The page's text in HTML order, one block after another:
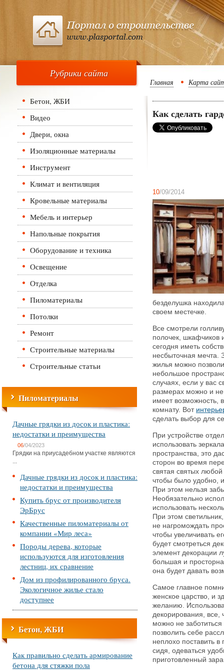
Рубрики сайта
Бетон, ЖБИ
Видео
Двери, окна
Изоляционные материалы
Инструмент
Климат и вентиляция
Кровельные материалы
Мебель и интерьер
Напольные покрытия
Оборудование и техника
Освещение
Отделка
Пиломатериалы
Потолки
Ремонт
Строительные материалы
Строительные статьи
Пиломатериалы
Дачные грядки из досок и пластика:
недостатки и преимущества
06/04/2023
Грядки на приусадебном участке являются
...
Дачные грядки из досок и пластика:
недостатки и преимущества
Купить брус от производителя
ЭрБрус
Качественные пиломатериалы от
компании «Мир леса»
Породы дерева, которые
используются для изготовления
лестниц, их сравнение
Дом из профилированного бруса.
Экологичное жилье стало
доступнее
Бетон, ЖБИ
Как правильно сделать армирование
бетона для стяжки пола
Главная Карта
Как сделать
10/09/2014
безделушка
своем местечке.
Все смотрели
полочек, шкафчиков
сегодня иметь
несбыточная мечта.
жилья можно
небольшое
случаях, если у вас
размерах можно и
имеет возможность,
комнату. Вот
сделать выбор для
При устройстве
использовать
пространства, это
сторон во время
святая святых любой
чтобы было удобно,
При этом нельзя
Необязательно
использовать
При этом
не нагромождать
чтобы увеличивать
будет смотреться
элемент декорации
большая и
она будет давать
Самое главное
женское царство, и
желанию.
декорирования, все,
можно не
позволить себе
неплохо поставить в
сидя, одеваться
приготовленный